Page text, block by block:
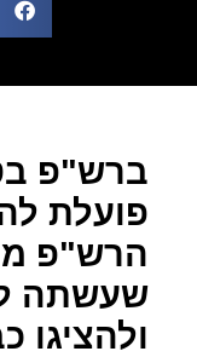
ברש"פ
פועלת
הרש"פ
שעשתה
ולהציגו